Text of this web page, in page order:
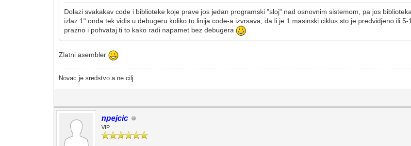
Dolazi svakakav code i biblioteke koje prave jos jedan programski "sloj" nad osnovnim sistemom, pa jos
izlaz 1" onda tek vidis u debugeru koliko to linija code-a izvrsava, da li je 1 masinski ciklus sto je predvidjeno ili
prazno i pohvataj ti to kako radi napamet bez debugera
Zlatni asembler
Novac je sredstvo a ne cilj.
npejcic
VIP